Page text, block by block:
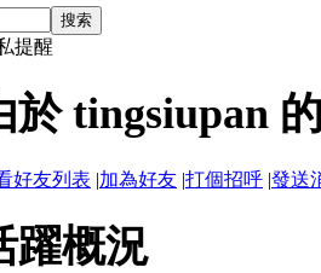
搜索
提醒
於 tingsiupan
好友列表 |加為好友 |打個招呼 |發送
躍概況